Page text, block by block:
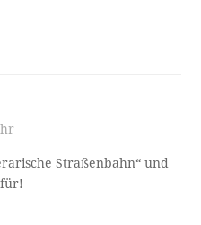
Straßenbahn“ und